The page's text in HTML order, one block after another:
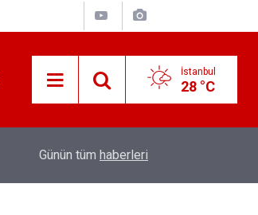
İstanbul
28 °C
Sıcak Havalarda Ödem Şikayetini Hafife
Günün tüm haberleri